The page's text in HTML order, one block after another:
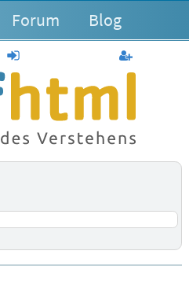
Forum Blog
anmelden